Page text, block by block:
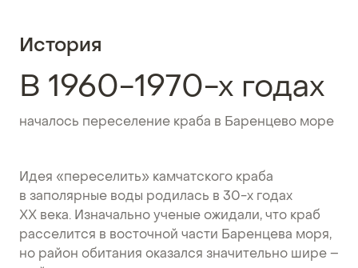
История
В 1960-1970-х годах
началось переселение краба в Баренцево море
Идея «переселить» камчатского краба
в заполярные воды родилась в 30-х годах
XX века. Изначально ученые ожидали, что краб
расселится в восточной части Баренцева моря,
но район обитания оказался значительно шире –